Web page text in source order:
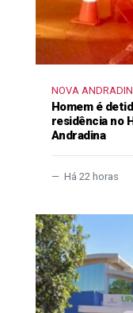
NOVA
Homem é
residência no
Andradina
Há 22 horas